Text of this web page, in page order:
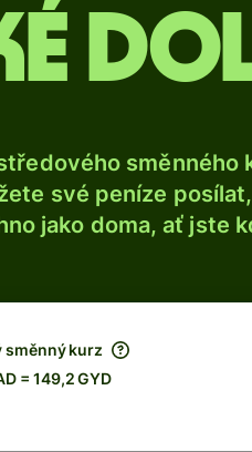
směnného
své peníze
jako doma, ať jste
směnný kurz
= 149,2 GYD